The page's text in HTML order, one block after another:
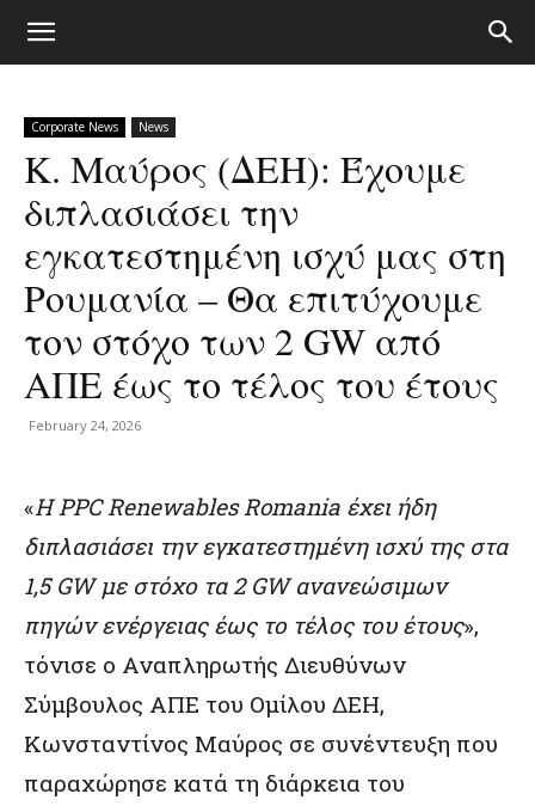
Corporate News News
Κ. Μαύρος (ΔΕH): Έχουμε
διπλασιάσει την
εγκατεστημένη ισχύ μας στη
Ρουμανία – Θα επιτύχουμε
τον στόχο των 2 GW από
ΑΠΕ έως το τέλος του έτους
February 24, 2026
«ΗPPC Renewables Romania έχει ήδη
διπλασιάσει την εγκατεστημένη ισχύ της στα
1,5GWμε στόχο τα 2 GWανανεώσιμων
πηγών ενέργειας έως το τέλος του έτους»,
τόνισε ο Αναπληρωτής Διευθύνων
Σύμβουλος ΑΠΕ του Ομίλου ΔΕΗ,
Κωνσταντίνος Μαύρος σε συνέντευξη που
παραχώρησε κατά τη διάρκεια του